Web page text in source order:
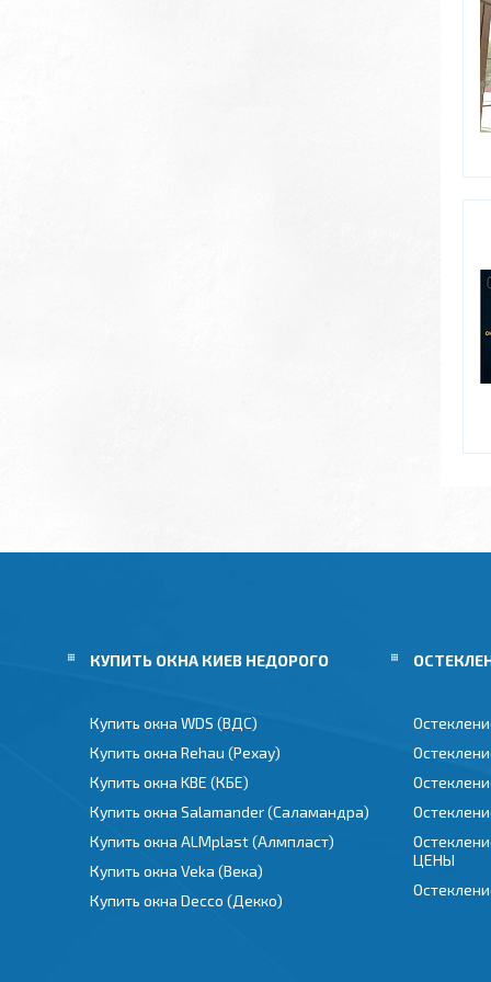
КУПИТЬ ОКНА КИЕВ НЕДОРОГО
Купить окна WDS (ВДС)
Купить окна Rehau (Рехау)
Купить окна KBE (КБЕ)
Купить окна Salamander (Саламандра)
Купить окна ALMplast (Алмпласт)
Купить окна Veka (Века)
Купить окна Decco (Декко)
ЦЕНЫ